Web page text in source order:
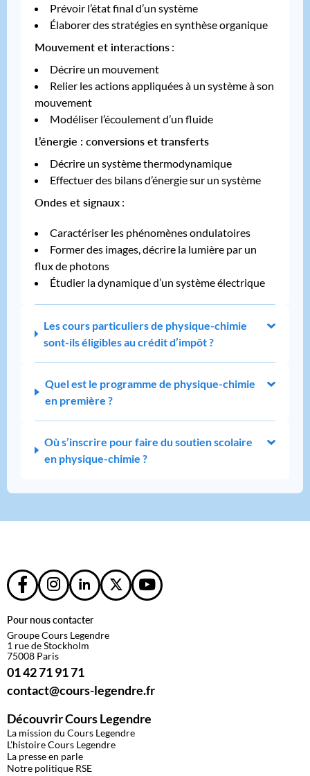
Prévoir l’état final d’un système
Élaborer des stratégies en synthèse organique
Mouvement et interactions :
Décrire un mouvement
Relier les actions appliquées à un système à son
mouvement
Modéliser l’écoulement d’un fluide
L’énergie : conversions et transferts
Décrire un système thermodynamique
Effectuer des bilans d’énergie sur un système
Ondes et signaux :
Caractériser les phénomènes ondulatoires
Former des images, décrire la lumière par un
flux de photons
Étudier la dynamique d’un système électrique
Les cours particuliers de physique-chimie
sont-ils éligibles au crédit d’impôt ?
Quel est le programme de physique-chimie
en première ?
Où s’inscrire pour faire du soutien scolaire
en physique-chimie ?
Pour nous contacter
Groupe Cours Legendre
1 rue de Stockholm
75008 Paris
01 42 71 91 71
contact@cours-legendre.fr
Découvrir Cours Legendre
La mission du Cours Legendre
L’histoire Cours Legendre
La presse en parle
Notre politique RSE